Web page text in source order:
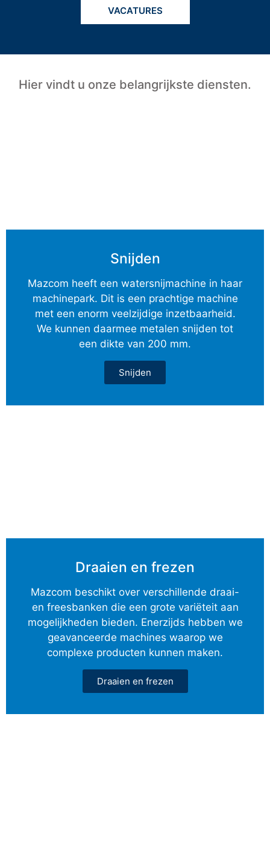
VACATURES
Hier vindt u onze belangrijkste diensten.
Snijden
Mazcom heeft een watersnijmachine in haar
machinepark. Dit is een prachtige machine
met een enorm veelzijdige inzetbaarheid.
We kunnen daarmee metalen snijden tot
een dikte van 200 mm.
Snijden
Draaien en frezen
Mazcom beschikt over verschillende draai-
en freesbanken die een grote variëteit aan
mogelijkheden bieden. Enerzijds hebben we
geavanceerde machines waarop we
complexe producten kunnen maken.
Draaien en frezen